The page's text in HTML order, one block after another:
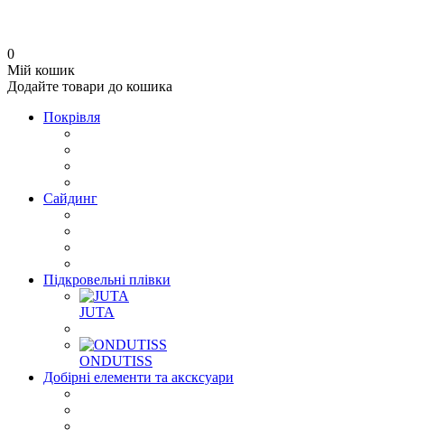
0
Мій кошик
Додайте товари до кошика
Покрівля
Сайдинг
Підкровельні плівки
JUTA
ONDUTISS
Добірні елементи та аксксуари